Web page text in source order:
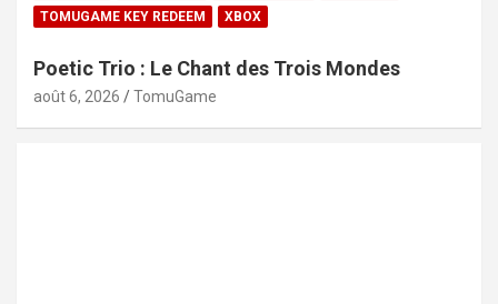
TOMUGAME KEY REDEEM
XBOX
Poetic Trio : Le Chant des Trois Mondes
août 6, 2026 TomuGame